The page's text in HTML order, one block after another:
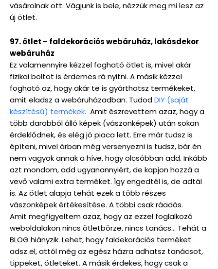
vásárolnak ott. Vágjunk is bele, nézzük meg mi lesz az
új ötlet.
97. ötlet – faldekorációs webáruház, lakásdekor
webáruház
Ez valamennyire kézzel fogható ötlet is, mivel akár
fizikai boltot is érdemes rá nyitni. A másik kézzel
fogható az, hogy akár te is gyárthatsz termékeket,
amit eladsz a webáruházadban. TudodDIY (saját
készítésű) termékek. Amit észrevettem azaz, hogy a
több darabból álló képek (vászonképek) után sokan
érdeklődnek, és elég jó piaca lett. Erre már tudsz is
építeni, mivel árban még versenyezni is tudsz, bár én
nem vagyok annak a híve, hogy olcsóbban add. Inkább
azt mondom, add ugyanannyiért, de kapjon hozzá a
vevő valami extra terméket. Így engedtél is, de adtál
is. Az ötlet alapja tehát ezek a több részes
vászonképek értékesítése. A többi csak ráadás.
Amit megfigyeltem azaz, hogy az ezzel foglalkozó
weboldalakon nincs ötletbörze, nincs tanács… Tehát a
BLOG hiányzik. Lehet, hogy faldekorációs terméket
adsz el, attól még az egész házra adhatsz tanácsot,
tippeket, ötleteket. A másik érdekes, hogy csak a